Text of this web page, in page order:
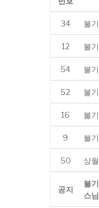
34 불
12 불
54 불
52 불
16 불
9 불
50 상
공지
불
스